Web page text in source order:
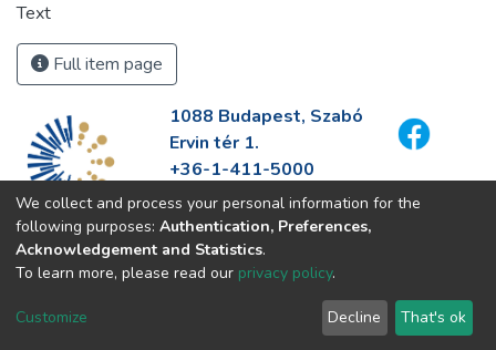
Text
Full item page
1088 Budapest, Szabó
Ervin tér 1.
+36-1-411-5000
info@fszek.hu
https://fszek.hu
We collect and process your personal information for the
following purposes: Authentication, Preferences,
Acknowledgement and Statistics.
To learn more, please read our privacy policy.
Customize Decline That's ok